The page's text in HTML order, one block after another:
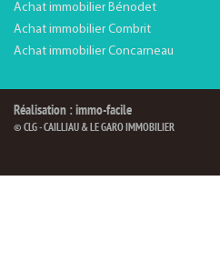
Achat immobilier Bénodet
Achat immobilier Combrit
Achat immobilier Concarneau
Réalisation : immo-facile
© CLG - CAILLIAU & LE GARO IMMOBILIER